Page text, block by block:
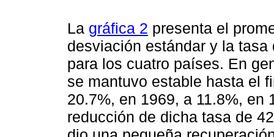
La gráfica 2 presenta el
desviación estándar y la
para los cuatro países. En
se mantuvo estable hasta el
20.7%, en 1969, a 11.8%,
reducción de dicha tasa de